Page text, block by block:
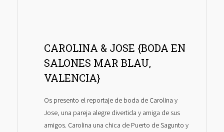
CAROLINA & JOSE {BODA EN
SALONES MAR BLAU,
VALENCIA}
Os presento el reportaje de boda de Carolina y
Jose, una pareja alegre divertida y amiga de sus
amigos. Carolina una chica de Puerto de Sagunto y